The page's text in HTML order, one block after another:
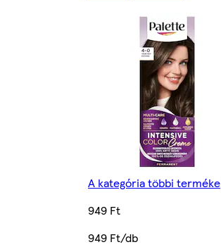
A kategória többi terméke
949 Ft
949 Ft/db